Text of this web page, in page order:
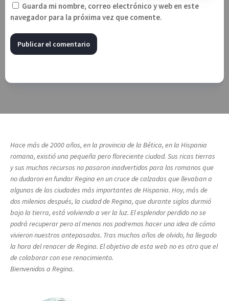
Guarda mi nombre, correo electrónico y web en este
navegador para la próxima vez que comente.
Hace más de 2000 años, en la provincia de la Bética, en la Hispania
romana, existió una pequeña pero floreciente ciudad. Sus ricas tierras
y sus muchos recursos no pasaron inadvertidos para los romanos que
no dudaron en fundar Regina en un cruce de calzadas que llevaban a
algunas de las ciudades más importantes de Hispania. Hoy, más de
dos milenios después, la ciudad de Regina, que durante siglos durmió
bajo la tierra, está volviendo a ver la luz. El esplendor perdido no se
podrá recuperar pero al menos nos podremos hacer una idea de cómo
vivieron nuestros antepasados. Tras muchos años de olvido, ha llegado
la hora del renacer de Regina. El objetivo de esta web no es otro que el
de colaborar con ese renacimiento.
Bienvenidos a Regina.